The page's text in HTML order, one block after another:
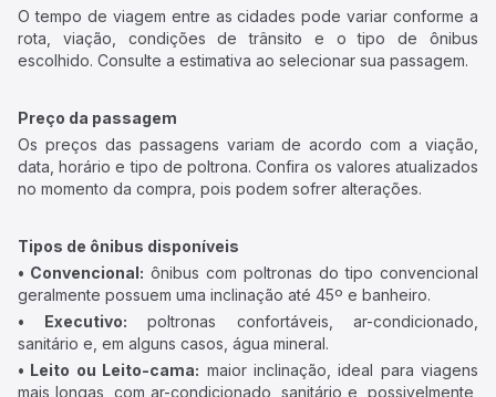
O tempo de viagem entre as cidades pode variar conforme a
rota, viação, condições de trânsito e o tipo de ônibus
escolhido. Consulte a estimativa ao selecionar sua passagem.
Preço da passagem
Os preços das passagens variam de acordo com a viação,
data, horário e tipo de poltrona. Confira os valores atualizados
no momento da compra, pois podem sofrer alterações.
Tipos de ônibus disponíveis
• Convencional: ônibus com poltronas do tipo convencional
geralmente possuem uma inclinação até 45º e banheiro.
• Executivo: poltronas confortáveis, ar-condicionado,
sanitário e, em alguns casos, água mineral.
• Leito ou Leito-cama: maior inclinação, ideal para viagens
mais longas, com ar-condicionado, sanitário e, possivelmente,